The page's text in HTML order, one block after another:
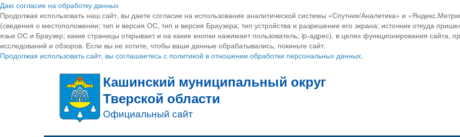
Даю согласие на обработку данных
Продолжая использовать наш сайт, вы даете согласие на использование аналитической системы «Спутник/Аналитика» и
(сведения о местоположении; тип и версия ОС, тип и версия Браузера; тип устройства и разрешение его экрана; источник откуда
язык ОС и Браузер; какие страницы открывает и на какие кнопки нажимает пользователь; ip-адрес). в целях функционирования сайта,
исследований и обзоров. Если вы не хотите, чтобы ваши данные обрабатывались, покиньте сайт.
Продолжая использовать сайт, вы соглашаетесь с политикой в отношении обработки персональных данных.